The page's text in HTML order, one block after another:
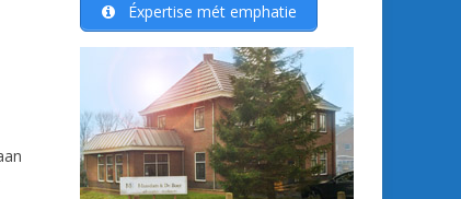
Éxpertise mét emphatie